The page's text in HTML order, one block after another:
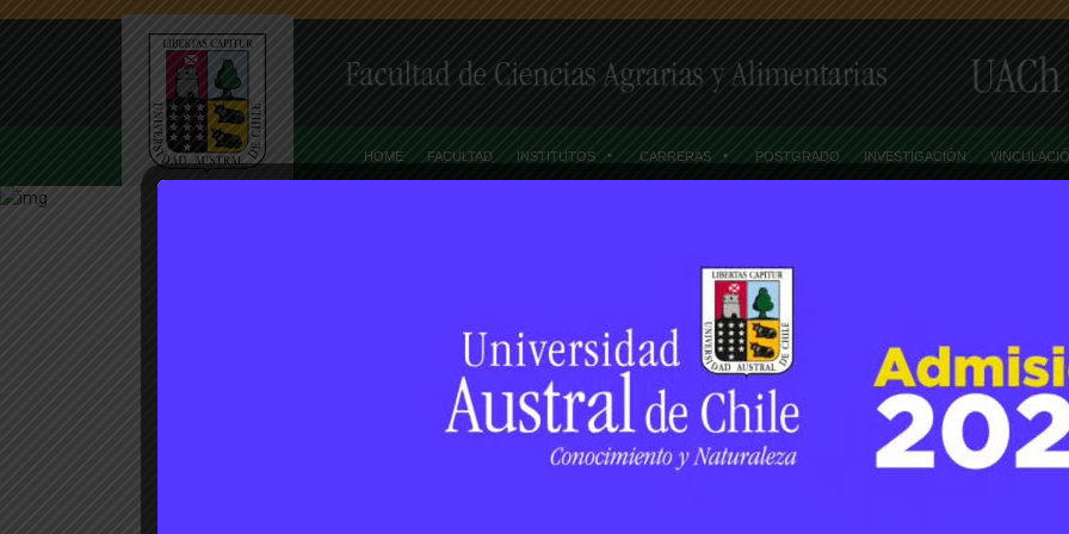
HOME FACULTAD INSTITUTOS CARRERAS POSTGRADO INVESTIGACIÓN
Posts TaggedDr. Alexander Neaman